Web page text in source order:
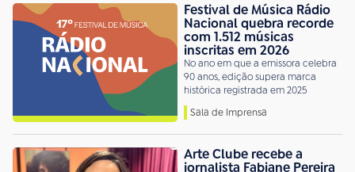
Festival de Música Rádio
Nacional quebra recorde
com 1.512 músicas
inscritas em 2026
No ano em que a emissora celebra
90 anos, edição supera marca
histórica registrada em 2025
Sala de Imprensa
Arte Clube recebe a
jornalista Fabiane Pereira